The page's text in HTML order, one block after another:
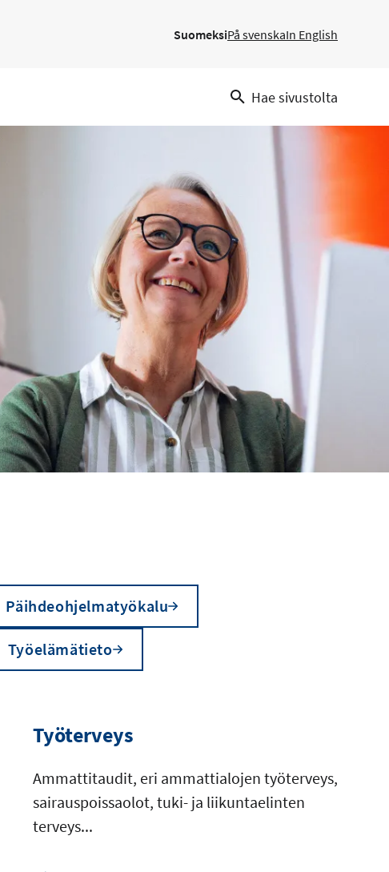
SuomeksiPå svenskaIn English
Hae sivustolta
Päihdeohjelmatyökalu
Työelämätieto
Työterveys
Ammattitaudit, eri ammattialojen työterveys,
sairauspoissaolot, tuki- ja liikuntaelinten
terveys...